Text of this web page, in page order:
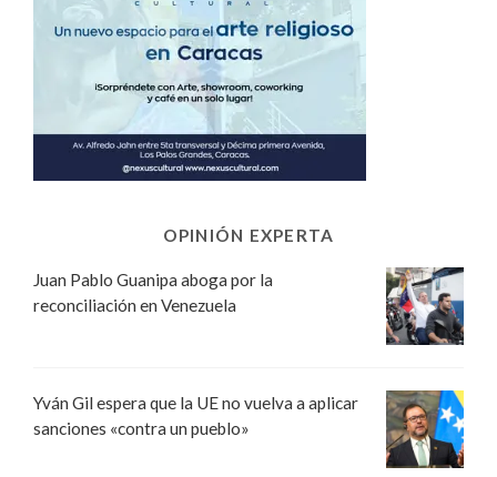
OPINIÓN EXPERTA
Juan Pablo Guanipa aboga por la
reconciliación en Venezuela
Yván Gil espera que la UE no vuelva a aplicar
sanciones «contra un pueblo»